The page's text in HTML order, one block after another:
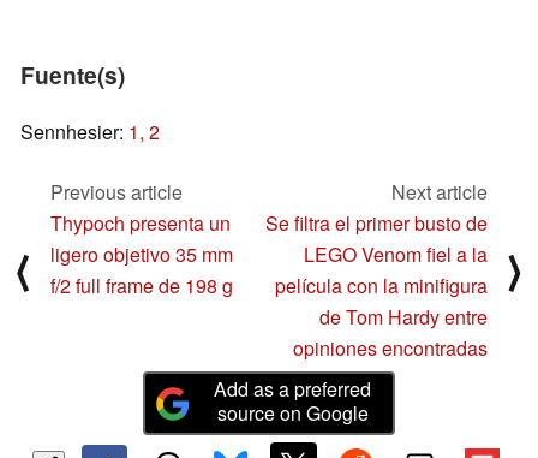
Fuente(s)
Sennhesier: 1, 2
⟨
Previous article
Thypoch presenta un
ligero objetivo 35 mm
f/2 full frame de 198 g
Next article
Se filtra el primer busto de
LEGO Venom fiel a la
película con la minifigura
de Tom Hardy entre
opiniones encontradas
⟩
Add as a preferred
source on Google